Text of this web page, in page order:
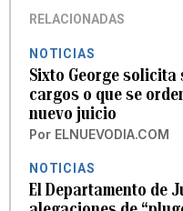
RELACIONADAS
NOTICIAS
Sixto George
cargos o que se
nuevo juicio
Por ELNUEVODIA.COM
NOTICIAS
El Departamento de